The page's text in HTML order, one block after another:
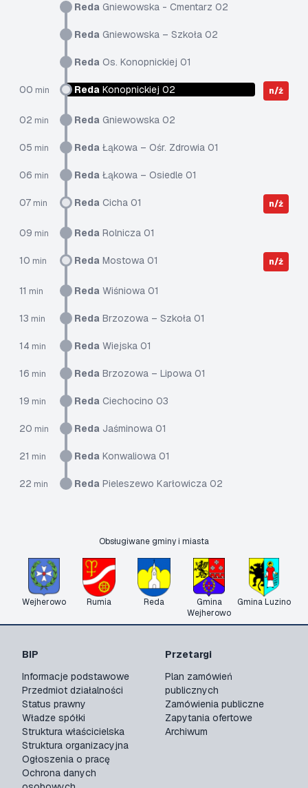
Reda Gniewowska - Cmentarz 02
Reda Gniewowska – Szkoła 02
Reda Os. Konopnickiej 01
00 min Reda Konopnickiej 02 n/ż
02 min Reda Gniewowska 02
05 min Reda Łąkowa – Ośr. Zdrowia 01
06 min Reda Łąkowa – Osiedle 01
07 min Reda Cicha 01 n/ż
09 min Reda Rolnicza 01
10 min Reda Mostowa 01 n/ż
11 min Reda Wiśniowa 01
13 min Reda Brzozowa – Szkoła 01
14 min Reda Wiejska 01
16 min Reda Brzozowa – Lipowa 01
19 min Reda Ciechocino 03
20 min Reda Jaśminowa 01
21 min Reda Konwaliowa 01
22 min Reda Pieleszewo Karłowicza 02
Obsługiwane gminy i miasta
Wejherowo Rumia Reda
Gmina
Wejherowo
Gmina Luzino
BIP
Informacje podstawowe
Przedmiot działalności
Status prawny
Władze spółki
Struktura właścicielska
Struktura organizacyjna
Ogłoszenia o pracę
Ochrona danych
Przetargi
Plan zamówień
publicznych
Zamówienia publiczne
Zapytania ofertowe
Archiwum